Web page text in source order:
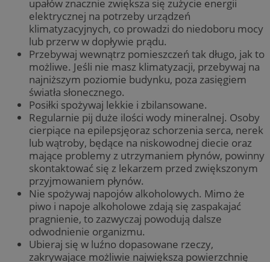
upałów znacznie zwiększa się zużycie energii
elektrycznej na potrzeby urządzeń
klimatyzacyjnych, co prowadzi do niedoboru mocy
lub przerw w dopływie prądu.
Przebywaj wewnątrz pomieszczeń tak długo, jak to
możliwe. Jeśli nie masz klimatyzacji, przebywaj na
najniższym poziomie budynku, poza zasięgiem
światła słonecznego.
Posiłki spożywaj lekkie i zbilansowane.
Regularnie pij duże ilości wody mineralnej. Osoby
cierpiące na epilepsjęoraz schorzenia serca, nerek
lub wątroby, będące na niskowodnej diecie oraz
mające problemy z utrzymaniem płynów, powinny
skontaktować się z lekarzem przed zwiększonym
przyjmowaniem płynów.
Nie spożywaj napojów alkoholowych. Mimo że
piwo i napoje alkoholowe zdają się zaspakajać
pragnienie, to zazwyczaj powodują dalsze
odwodnienie organizmu.
Ubieraj się w luźno dopasowane rzeczy,
zakrywające możliwie największą powierzchnię